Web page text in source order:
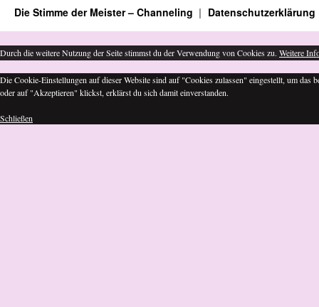
Die Stimme der Meister – Channeling Datenschutz­erklärung
Durch die weitere Nutzung der Seite stimmst du der Verwendung von Cookies zu. Weitere
Die Cookie-Einstellungen auf dieser Website sind auf "Cookies zulassen" eingestellt, um
oder auf "Akzeptieren" klickst, erklärst du sich damit einverstanden.
Schließen